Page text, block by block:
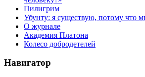
Пилигрим
Убунту: я существую, потому что
О журнале
Академия Платона
Колесо добродетелей
Навигатор